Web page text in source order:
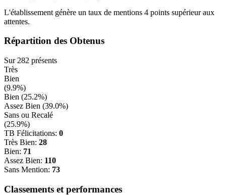
L'établissement génère un taux de mentions 4 points supérieuraux
attentes.
Répartition des Obtenus
Sur 282 présents
Très
Bien
(9.9%)
Bien (25.2%)
Assez Bien (39.0%)
Sans ou Recalé
(25.9%)
TB Félicitations: 0
Très Bien: 28
Bien: 71
Assez Bien: 110
Sans Mention: 73
Classements et performances